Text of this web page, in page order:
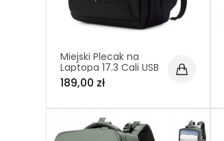
Miejski Plecak na
Laptopa 17.3 Cali USB
(I070)
189,00 zł